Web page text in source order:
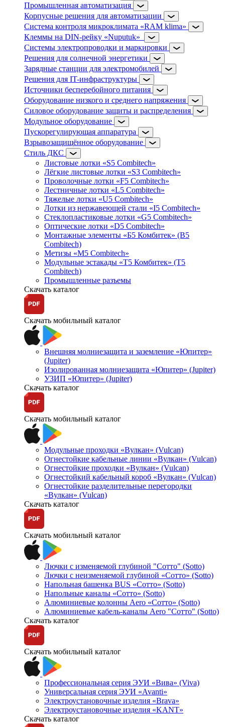
Промышленная автоматизация
Корпусные решения для автоматизации
Система контроля микроклимата «RAM klima»
Клеммы на DIN-рейку «Nuputuk»
Системы электропроводки и маркировки
Решения для солнечной энергетики
Зарядные станции для электромобилей
Решения для IT-инфраструктуры
Источники бесперебойного питания
Оборудование низкого и среднего напряжения
Силовое оборудование защиты и распределения
Модульное оборудование
Пускорегулирующая аппаратура
Взрывозащищённое оборудование
Стиль ДКС
Листовые лотки «S5 Combitech»
Лёгкие листовые лотки «S3 Combitech»
Проволочные лотки «F5 Combitech»
Лестничные лотки «L5 Combitech»
Тяжелые лотки «U5 Combitech»
Лотки из нержавеющей стали «I5 Combitech»
Стеклопластиковые лотки «G5 Combitech»
Оптические лотки «D5 Combitech»
Монтажные элементы «Б5 Комбитек» (B5
Combitech)
Метизы «M5 Combitech»
Модульные эстакады «Т5 Комбитек» (T5
Combitech)
Промышленные разъемы
Скачать каталог
Скачать мобильный каталог
Внешняя молниезащита и заземление «Юпитер»
(Jupiter)
Изолированная молниезащита «Юпитер» (Jupiter)
УЗИП «Юпитер» (Jupiter)
Скачать каталог
Скачать мобильный каталог
Модульные проходки «Вулкан» (Vulcan)
Огнестойкие кабельные линии «Вулкан» (Vulcan)
Огнестойкие проходки «Вулкан» (Vulcan)
Огнестойкий кабельный короб «Вулкан» (Vulcan)
Огнестойкие разделительные перегородки
«Вулкан» (Vulcan)
Скачать каталог
Скачать мобильный каталог
Лючки с изменяемой глубиной "Сотто" (Sotto)
Лючки с неизменяемой глубиной «Сотто» (Sotto)
Напольная башенка BUS «Сотто» (Sotto)
Напольные каналы «Сотто» (Sotto)
Алюминиевые колонны Aero «Сотто» (Sotto)
Алюминиевые кабель-каналы Aero "Сотто" (Sotto)
Скачать каталог
Скачать мобильный каталог
Профессиональная серия ЭУИ «Вива» (Viva)
Универсальная серия ЭУИ «Avanti»
Электроустановочные изделия «Brava»
Электроустановочные изделия «KANT»
Скачать каталог